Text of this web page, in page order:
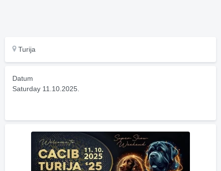
Turija
Datum
Saturday 11.10.2025.